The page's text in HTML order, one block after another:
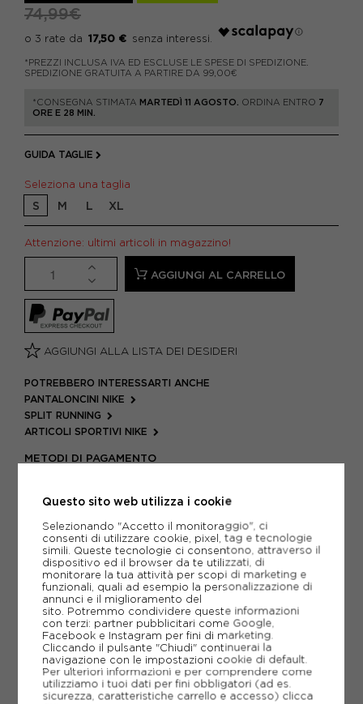
74,99€
17,50 €
*PREZZI INCLUSA IVA ED ESCLUSE LE SPESE DI SPEDIZIONE.
SPEDIZIONE GRATUITA A PARTIRE DA 99,00€
*CONSEGNA STIMATA MARTEDÌ 11 AGOSTO. ORDINA ENTRO 7
ORE E 28 MIN.
GUIDA TAGLIE
Seleziona una taglia
S M L XL
Attenzione: ultimi articoli in magazzino!
AGGIUNGI AL CARRELLO
AGGIUNGI ALLA LISTA DEI DESIDERI
POTREBBERO INTERESSARTI ANCHE
PANTALONCINI NIKE
SPLIT RUNNING
ARTICOLI SPORTIVI NIKE
METODI DI PAGAMENTO
PIÙ INFORMAZIONI
SCHEDA TECNICA
GUIDA ALLE TAGLIE
CONSIGLIATI DA NOI
Questo sito web utilizza i cookie
Selezionando "Accetto il monitoraggio", ci
consenti di utilizzare cookie, pixel, tag e tecnologie
simili. Queste tecnologie ci consentono, attraverso il
dispositivo ed il browser da te utilizzati, di
monitorare la tua attività per scopi di marketing e
funzionali, quali ad esempio la personalizzazione di
annunci e il miglioramento del
sito. Potremmo condividere queste informazioni
con terzi: partner pubblicitari come Google,
Facebook e Instagram per fini di marketing.
Cliccando il pulsante "Chiudi" continuerai la
navigazione con le impostazioni cookie di default.
Per ulteriori informazioni e per comprendere come
utilizziamo i tuoi dati per fini obbligatori (ad es.
sicurezza, caratteristiche carrello e accesso) clicca